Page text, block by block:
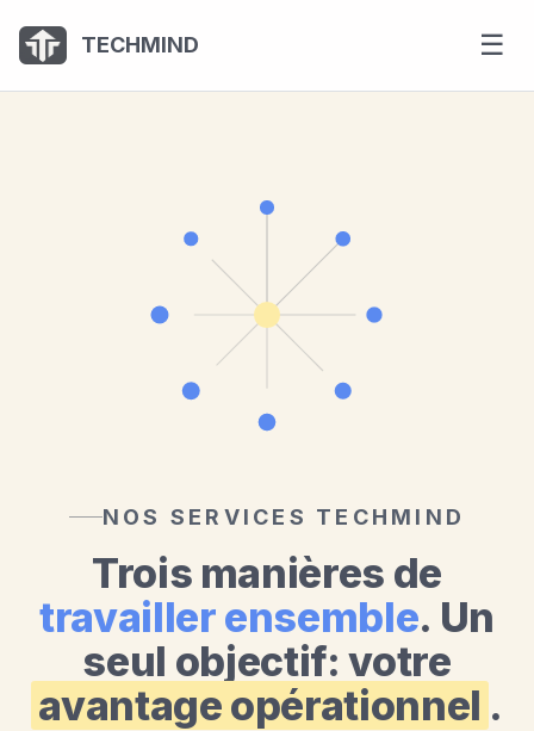
TECHMIND ☰
NOS SERVICES TECHMIND
Trois manières de
travailler ensemble. Un
seul objectif: votre
avantage opérationnel .